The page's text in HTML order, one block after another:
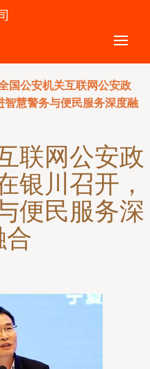
国公安机关互联网公安政
慧警务与便民服务深度融
联网公安政
银川召开，
便民服务深
合